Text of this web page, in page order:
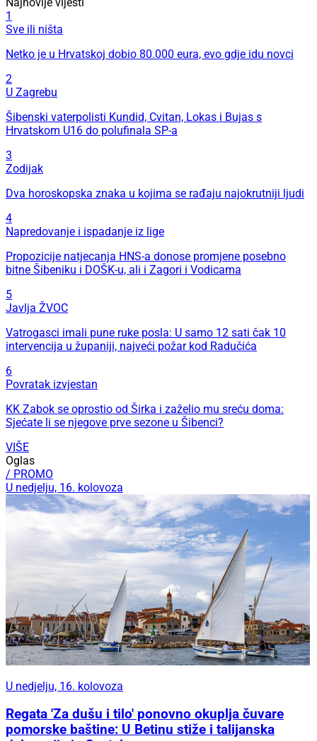
Najnovije vijesti
1
Sve ili ništa
Netko je u Hrvatskoj dobio 80.000 eura, evo gdje idu novci
2
U Zagrebu
Šibenski vaterpolisti Kundid, Cvitan, Lokas i Bujas s
Hrvatskom U16 do polufinala SP-a
3
Zodijak
Dva horoskopska znaka u kojima se rađaju najokrutniji ljudi
4
Napredovanje i ispadanje iz lige
Propozicije natjecanja HNS-a donose promjene posebno
bitne Šibeniku i DOŠK-u, ali i Zagori i Vodicama
5
Javlja ŽVOC
Vatrogasci imali pune ruke posla: U samo 12 sati čak 10
intervencija u županiji, najveći požar kod Radučića
6
Povratak izvjestan
KK Zabok se oprostio od Širka i zaželio mu sreću doma:
Sjećate li se njegove prve sezone u Šibenci?
VIŠE
Oglas
/ PROMO
U nedjelju, 16. kolovoza
U nedjelju, 16. kolovoza
Regata 'Za dušu i tilo' ponovno okuplja čuvare
pomorske baštine: U Betinu stiže i talijanska